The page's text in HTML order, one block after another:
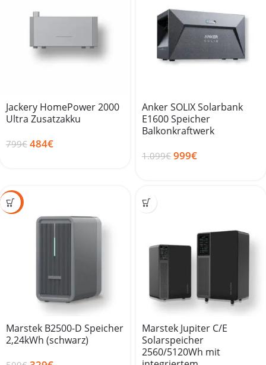
Jackery HomePower 2000
Ultra Zusatzakku
799€ 484€
Anker SOLIX Solarbank
E1600 Speicher
Balkonkraftwerk
1.099€ 999€
SALE
Marstek B2500-D Speicher
2,24kWh (schwarz)
Marstek Jupiter C/E
Solarspeicher
2560/5120Wh mit